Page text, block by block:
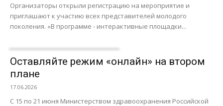
Организаторы открыли регистрацию на мероприятие и
приглашают к участию всех представителей молодого
поколения. «В программе - интерактивные площадки...
Оставляйте режим «онлайн» на втором
плане
17.06.2026
С 15 по 21 июня Министерством здравоохранения Российской